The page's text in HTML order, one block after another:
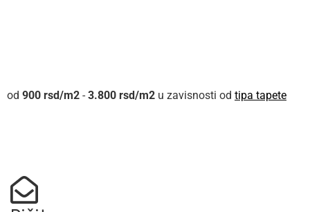
900 rsd - 3.800 rsd u zavisnosti od tipa tapete